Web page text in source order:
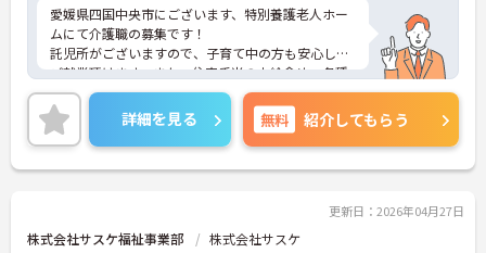
愛媛県四国中央市にございます、特別養護老人ホー
ムにて介護職の募集です！
託児所がございますので、子育て中の方も安心して
ご就業頂けます。また、住宅手当の支給含め、各種
手当も充実しておりますので、長期的な就業をしや
すい環境です。
ご興味のある方は、マイナビ介護職までお問い合わ
せください。
詳細を見る 無料 紹介してもらう
更新日：2026年04月27日
株式会社サスケ福祉事業部 株式会社サスケ